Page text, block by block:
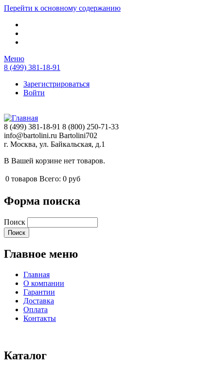
Перейти к основному содержанию
Меню
8 (499) 381-18-91
Зарегистрироваться
Войти
8 (499) 381-18-91 8 (800) 250-71-33
info@bartolini.ru Bartolini702
г. Москва, ул. Байкальская, д.1
В Вашей корзине нет товаров.
0 товаров Всего: 0 руб
Форма поиска
Поиск
Главное меню
Главная
О компании
Гарантии
Доставка
Оплата
Контакты
Каталог